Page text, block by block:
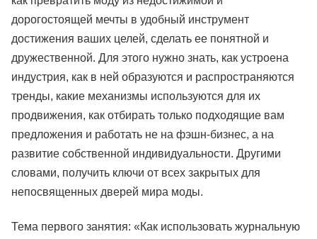
дорогостоящей мечты в удобный инструмент
достижения ваших целей, сделать ее понятной и
дружественной. Для этого нужно знать, как устроена
индустрия, как в ней образуются и распространяются
тренды, какие механизмы используются для их
продвижения, как отбирать только подходящие вам
предложения и работать не на фэшн-бизнес, а на
развитие собственной индивидуальности. Другими
словами, получить ключи от всех закрытых для
непосвященных дверей мира моды.
Тема первого занятия: «Как использовать журнальную